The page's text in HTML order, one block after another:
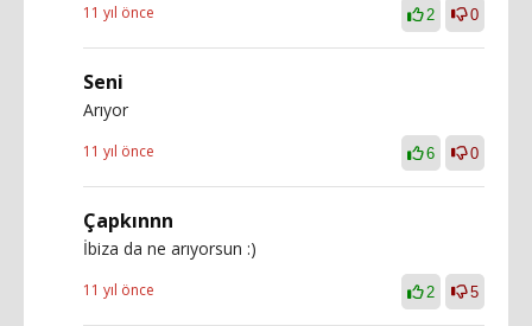
11 yıl önce 2 0
Seni
Arıyor
11 yıl önce 6 0
Çapkınnn
İbiza da ne arıyorsun :)
11 yıl önce 2 5